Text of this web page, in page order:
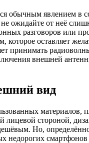
обычным явлением в
ожидайте от неё
разговоров или
которое оставляет
принимать
внешней
вид
материалов,
лицевой стороной,
Но, определённо
недорогих смартфонов